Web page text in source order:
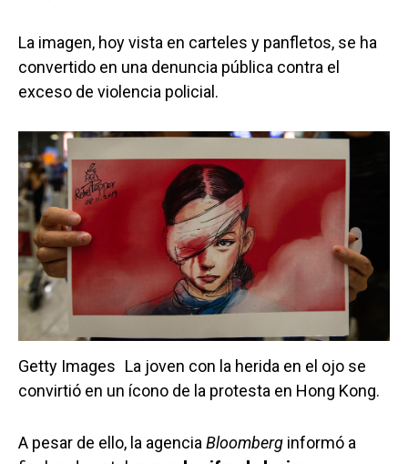
La imagen, hoy vista en carteles y panfletos, se ha
convertido en una denuncia pública contra el
exceso de violencia policial.
Getty Images La joven con la herida en el ojo se
convirtió en un ícono de la protesta en Hong Kong.
A pesar de ello, la agencia Bloomberg informó a